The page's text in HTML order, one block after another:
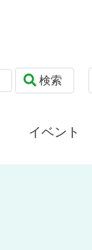
検索
イベント